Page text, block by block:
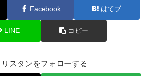
Facebook はてブ
LINE コピー
リスタンをフォローする